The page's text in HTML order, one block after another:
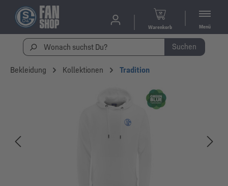
Warenkorb Menü
Suchen
Bekleidung Kollektionen Tradition